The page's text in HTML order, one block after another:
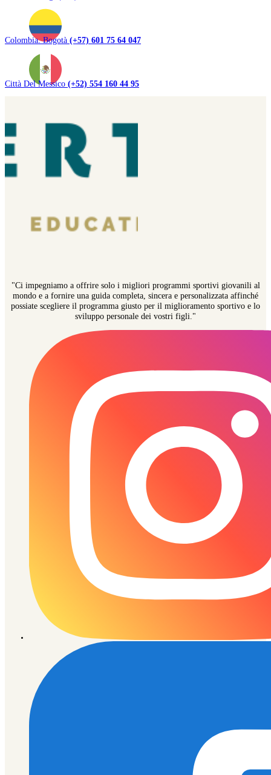
Colombia. Bogotà (+57) 601 75 64 047
Città Del Messico (+52) 554 160 44 95
"Ci impegniamo a offrire solo i migliori programmi sportivi giovanili al
mondo e a fornire una guida completa, sincera e personalizzata affinché
possiate scegliere il programma giusto per il miglioramento sportivo e lo
sviluppo personale dei vostri figli."